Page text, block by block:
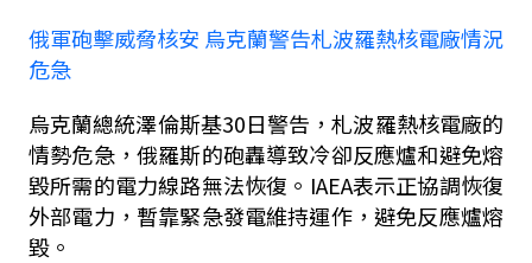
俄軍砲擊威脅核安 烏克蘭警告札波羅熱核電廠情況
危急
烏克蘭總統澤倫斯基30日警告，札波羅熱核電廠的
情勢危急，俄羅斯的砲轟導致冷卻反應爐和避免熔
毀所需的電力線路無法恢復。 IAEA表示正協調恢復
外部電力，暫靠緊急發電維持運作，避免反應爐熔
毀。